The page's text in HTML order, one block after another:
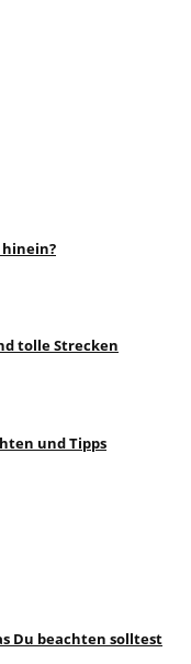
hinein?
tolle Strecken
und Tipps
Du beachten solltest